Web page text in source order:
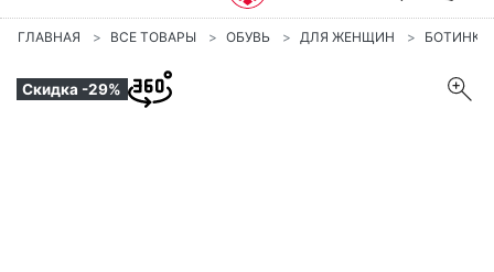
ГЛАВНАЯ ВСЕ ТОВАРЫ ОБУВЬ ДЛЯ ЖЕНЩИН БОТИНКИ
Скидка -29%